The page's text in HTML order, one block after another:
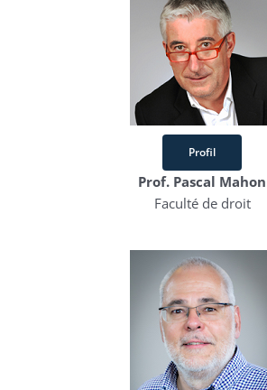
Profil
Prof. Pascal Mahon
Faculté de droit